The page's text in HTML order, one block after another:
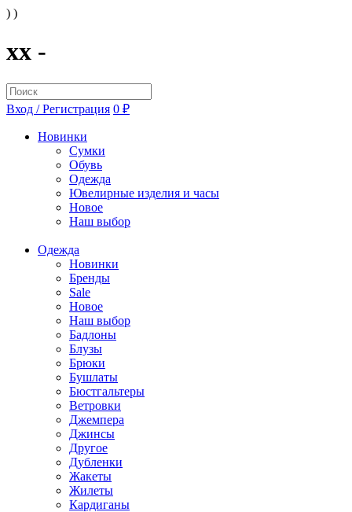
) )
xx -
Вход / Регистрация 0 ₽
Новинки
Сумки
Обувь
Одежда
Ювелирные изделия и часы
Новое
Наш выбор
Одежда
Новинки
Бренды
Sale
Новое
Наш выбор
Бадлоны
Блузы
Брюки
Бушлаты
Бюстгальтеры
Ветровки
Джемпера
Джинсы
Другое
Дубленки
Жакеты
Жилеты
Кардиганы